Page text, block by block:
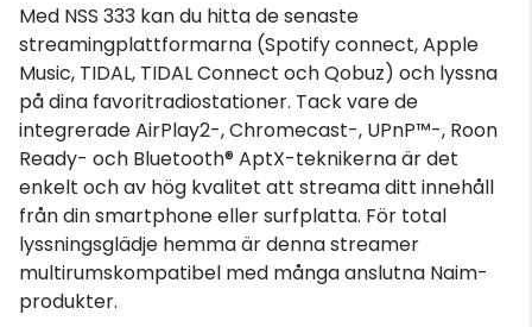
Med NSS 333 kan du hitta de senaste
streamingplattformarna (Spotify connect, Apple
Music, TIDAL, TIDAL Connect och Qobuz) och lyssna
på dina favoritradiostationer. Tack vare de
integrerade AirPlay2-, Chromecast-, UPnP™-, Roon
Ready- och Bluetooth® AptX-teknikerna är det
enkelt och av hög kvalitet att streama ditt innehåll
från din smartphone eller surfplatta. För total
lyssningsglädje hemma är denna streamer
multirumskompatibel med många anslutna Naim-
produkter.